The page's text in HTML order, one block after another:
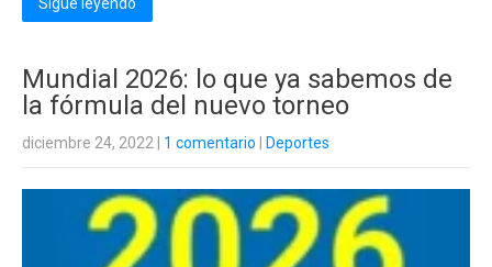
Mundial 2026: lo que ya sabemos de
la fórmula del nuevo torneo
diciembre 24, 2022 1 comentario Deportes